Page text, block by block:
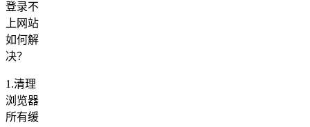
登录不
上网站
如何解
决？
1.清理
浏览器
所有缓